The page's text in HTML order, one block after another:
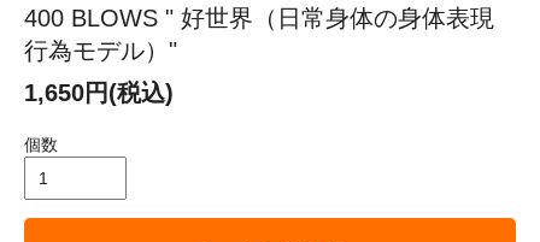
400 BLOWS " 好世界（日常身体の身体表現
行為モデル）"
1,650円(税込)
個数